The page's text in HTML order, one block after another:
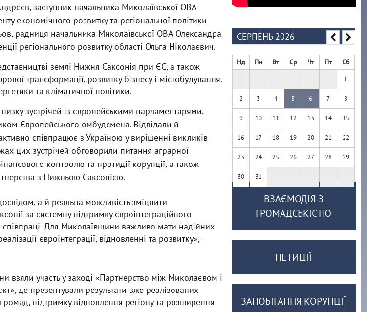
заступник начальника Миколаївської ОВА
економічного розвитку та регіональної політики
радниця начальника Миколаївської ОВА Олександра
регіонального розвитку області Ольга Ніколаєвич.
землі Нижня Саксонія при ЄС, а також
трансформації, розвитку бізнесу і містобудування.
та кліматичної політики.
зустрічей із європейськими парламентарями,
Європейського омбудсмена. Відвідали й
співпрацює з Україною у вирішенні викликів
цих зустрічей обговорили питання аграрної
контролю та протидії корупції, а також
з Нижньою Саксонією.
а й реальна можливість зміцнити
за системну підтримку євроінтеграційного
співпраці. Для Миколаївщини важливо мати надійних
євроінтеграції, відновленні та розвитку», –
взяли участь у заході «Партнерство між Миколаєвом і
де презентували результати вже реалізованих
підтримку відновлення регіону та розширення
СЕРПЕНЬ 2026
Нд Пн Вт Ср Чт Пт Сб
1
2 3 4 5 6 7 8
9 10 11 12 13 14 15
16 17 18 19 20 21 22
23 24 25 26 27 28 29
30 31
ВЗАЄМОДІЯ З
ГРОМАДСЬКІСТЮ
ПЕТИЦІЇ
ЗАПОБІГАННЯ КОРУПЦІЇ